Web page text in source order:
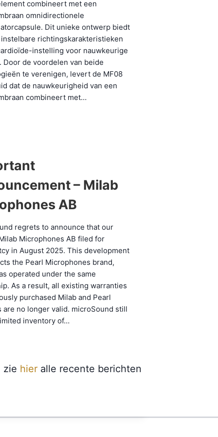
combineert met een
omnidirectionele
Dit unieke ontwerp biedt
richtingskarakteristieken
instelling voor nauwkeurige
Door de voordelen van beide
te verenigen, levert de MF08
dat de nauwkeurigheid van een
combineert met…
– Milab
AB
regrets to announce that our
Microphones AB filed for
in August 2025. This development
the Pearl Microphones brand,
operated under the same
As a result, all existing warranties
purchased Milab and Pearl
are no longer valid. microSound still
inventory of…
zie hieralle recente berichten